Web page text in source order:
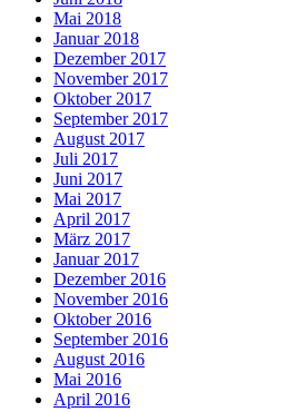
Mai 2018
Januar 2018
Dezember 2017
November 2017
Oktober 2017
September 2017
August 2017
Juli 2017
Juni 2017
Mai 2017
April 2017
März 2017
Januar 2017
Dezember 2016
November 2016
Oktober 2016
September 2016
August 2016
Mai 2016
April 2016